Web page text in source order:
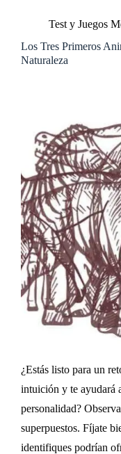
Test y Juegos
Los Tres Primeros
Naturaleza
¿Estás listo para un
intuición y te ayudará
personalidad?
superpuestos. Fíjate
identifiques podrían